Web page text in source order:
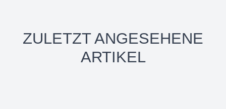
ZULETZT ANGESEHENE
ARTIKEL